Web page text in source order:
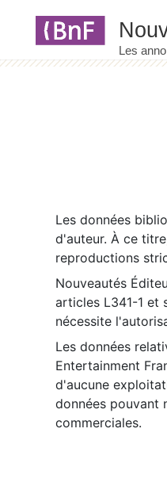
Les données
d'auteur. À ce
reproductions
Nouveautés
articles L341-1 et
nécessite
Les données
Entertainment
d'aucune
données pouvant
commerciales.